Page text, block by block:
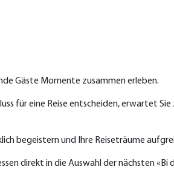
Gäste Momente zusammen erleben.
für eine Reise entscheiden, erwartet
begeistern und Ihre Reiseträume
direkt in die Auswahl der nächsten «Bi